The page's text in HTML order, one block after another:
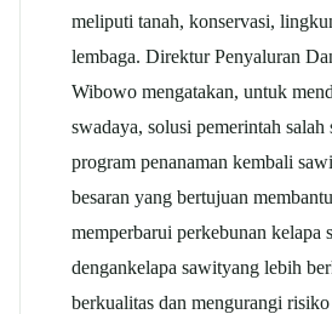
meliputi tanah, konservasi,
lembaga. Direktur Penyaluran
Wibowo mengatakan, untuk
swadaya, solusi pemerintah
program penanaman kembali
besaran yang bertujuan
memperbarui perkebunan kelapa
dengankelapa sawityang lebih
berkualitas dan mengurangi